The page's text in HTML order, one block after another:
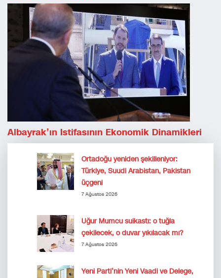
Albayrak’ın Istifasının Ekonomik Dinamikleri
Ortadoğu yeniden şekilleniyor:
Türkiye, Suudi Arabistan, Pakistan
üçgeni
7 Ağustos 2026
Uğur Mumcu suikastı: o tuğla
çekilecek, o duvar yıkılacak mı?
7 Ağustos 2026
Yeni Parti’nin Yeni Vaadi ve Delege,